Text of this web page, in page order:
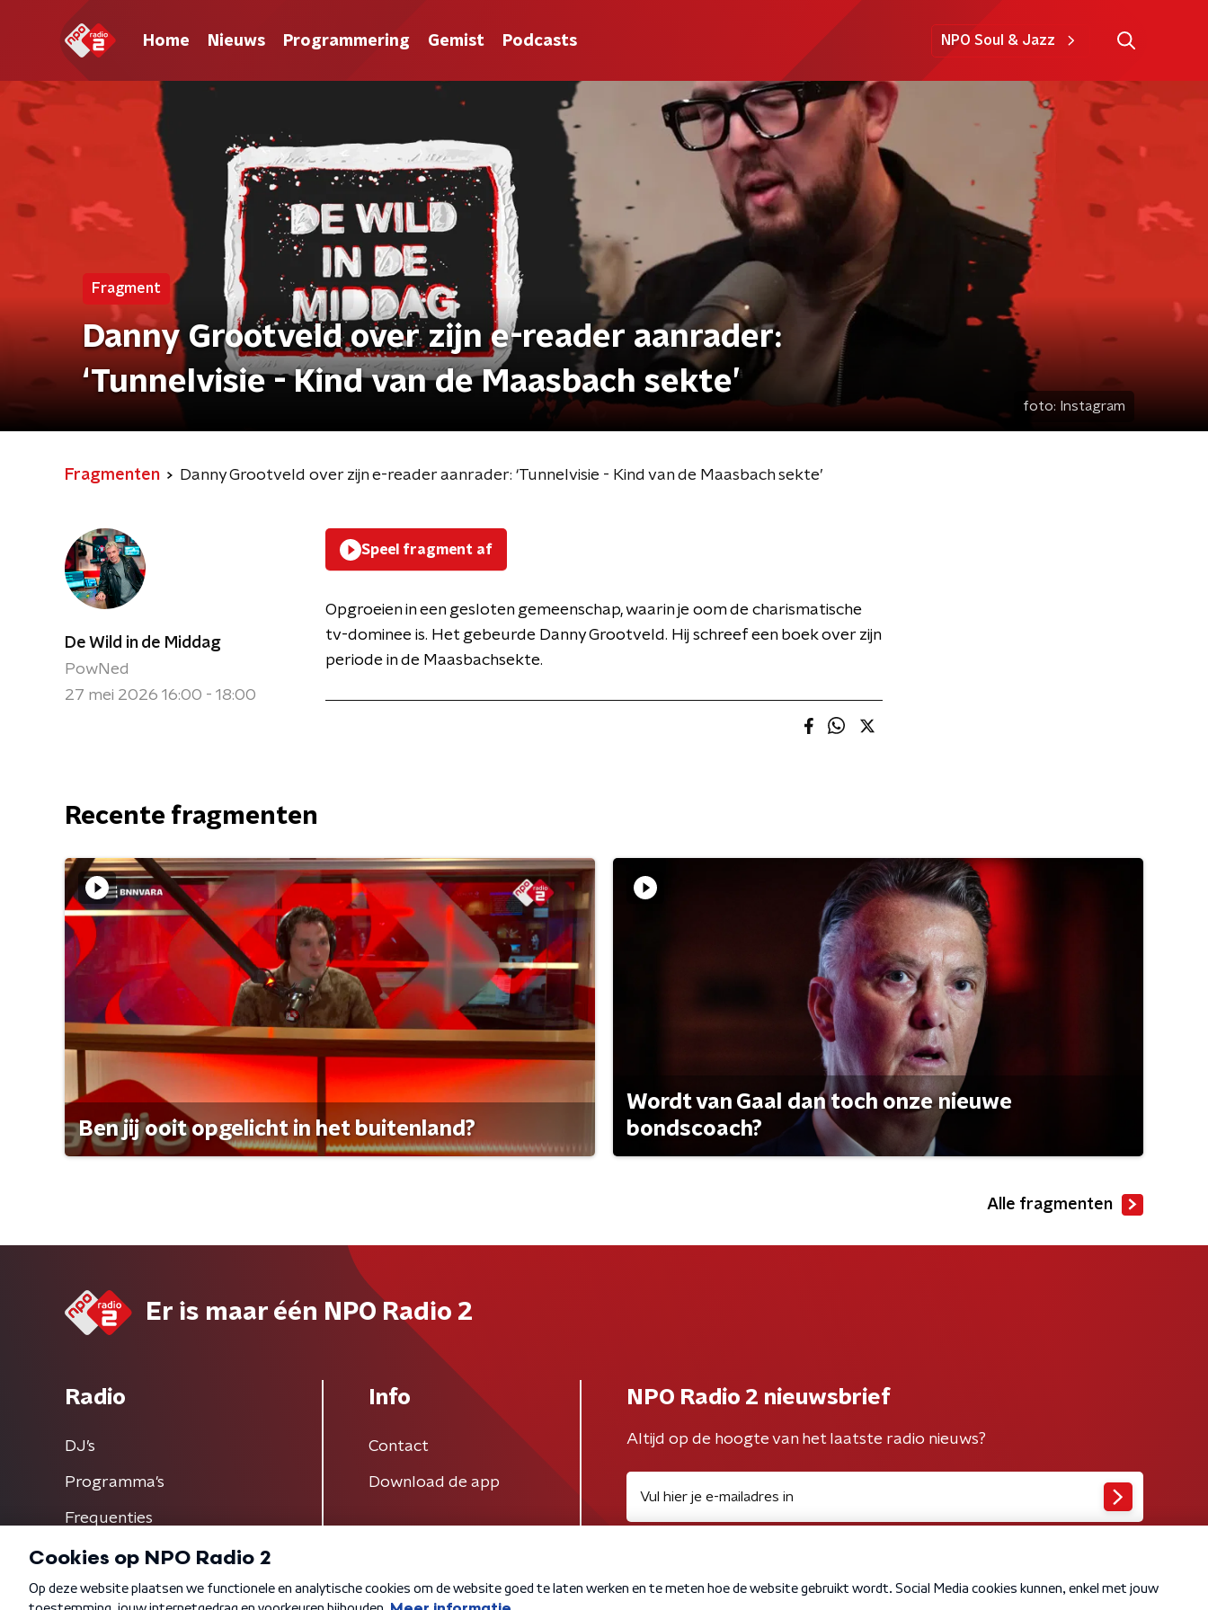
Home Nieuws Programmering Gemist Podcasts NPO Soul & Jazz
Fragment
Danny Grootveld over zijn e-reader aanrader:
‘Tunnelvisie - Kind van de Maasbach sekte’
foto: Instagram
Fragmenten Danny Grootveld over zijn e-reader aanrader: ‘Tunnelvisie - Kind van de Maasbach sekte’
De Wild in de Middag
PowNed
27 mei 2026 16:00 - 18:00
Speel fragment af
Opgroeien in een gesloten gemeenschap, waarin je oom de charismatische
tv-dominee is. Het gebeurde Danny Grootveld. Hij schreef een boek over zijn
periode in de Maasbachsekte.
Recente fragmenten
Ben jij ooit opgelicht in het buitenland?
Wordt van Gaal dan toch onze nieuwe
bondscoach?
Alle fragmenten
Er is maar één NPO Radio 2
Radio
DJ’s
Programma's
Frequenties
Info
Contact
Download de app
NPO Radio 2 nieuwsbrief
Altijd op de hoogte van het laatste radio nieuws?